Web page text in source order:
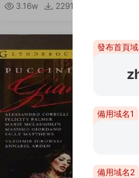
3.16w 2291
發布首頁域
備用域名1
備用域名2